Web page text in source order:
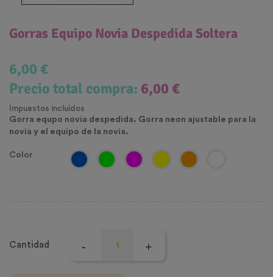
Gorras Equipo Novia Despedida Soltera
6,00 €
Precio total compra: 6,00 €
Impuestos incluidos
Gorra equpo novia despedida. Gorra neon ajustable para la
novia y el equipo de la novia.
Color
Cantidad